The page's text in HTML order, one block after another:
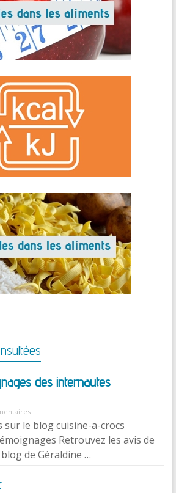
des internautes
sur le blog cuisine-a-crocs
Retrouvez les avis de
de Géraldine …